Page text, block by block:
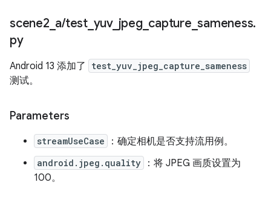
scene2 a/test_ yuv_ jpeg_ capture _sameness.
py
Android 13 添加了 test_yuv_jpeg_capture_sameness
测试。
Parameters
streamUseCase ：确定相机是否支持流用例。
android.jpeg.quality
：将 JPEG 画质设置为
100。